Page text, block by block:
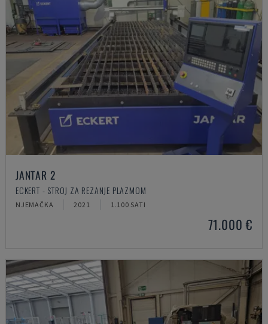
JANTAR 2
ECKERT - STROJ ZA REZANJE PLAZMOM
NJEMAČKA 2021 1.100 SATI
71.000 €